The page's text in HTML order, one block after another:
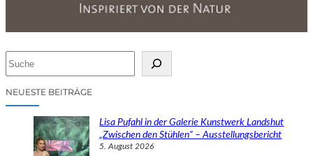
cNEUESTE BEITRÄGE
Lisa Pufahl in der Galerie Kunstwerk Landshut
„Zwischen den Stühlen“ – Ausstellungsbericht
5. August 2026